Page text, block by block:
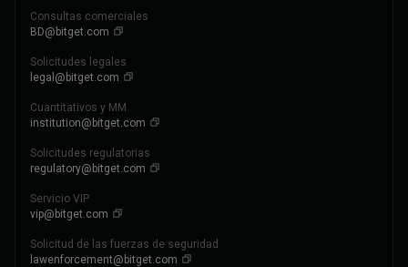
Consultas comerciales
BD@bitget.com
Solicitudes legales
legal@bitget.com
Cuantitativos y MM
institution@bitget.com
Solicitudes regulatorias
regulatory@bitget.com
Servicio VIP
vip@bitget.com
Solicitud de las fuerzas de seguridad
lawenforcement@bitget.com